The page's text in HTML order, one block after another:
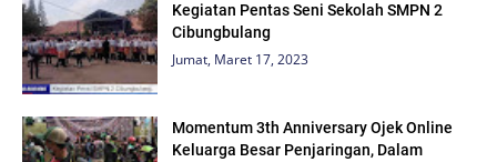
Kegiatan Pentas Seni Sekolah SMPN 2
Cibungbulang
Jumat, Maret 17, 2023
Momentum 3th Anniversary Ojek Online
Keluarga Besar Penjaringan, Dalam